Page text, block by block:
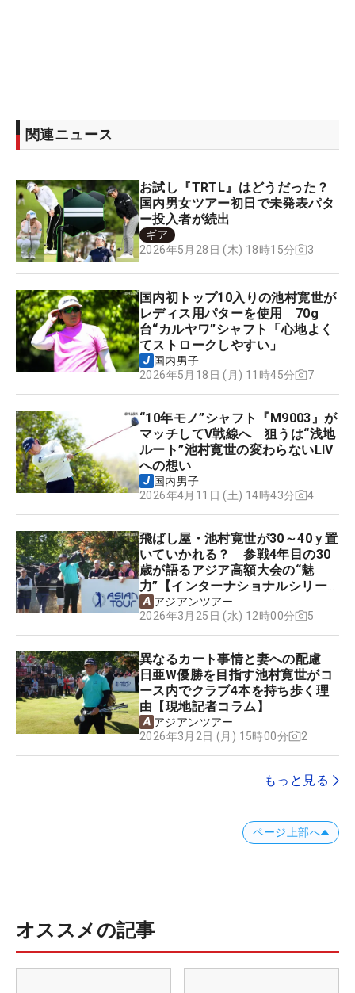
関連ニュース
お試し『TRTL』はどうだった？
国内男女ツアー初日で未発表パタ
ー投入者が続出
ギア
2026年5月28日 (木) 18時15分
3
国内初トップ10入りの池村寛世が
レディス用パターを使用 70g
台“カルヤワ”シャフト「心地よく
てストロークしやすい」
国内男子
2026年5月18日 (月) 11時45分
7
“10年モノ”シャフト『M9003』が
マッチしてV戦線へ 狙うは“浅地
ルート”池村寛世の変わらないLIV
への想い
国内男子
2026年4月11日 (土) 14時43分
4
飛ばし屋・池村寛世が30～40ｙ置
いていかれる？ 参戦4年目の30
歳が語るアジア高額大会の“魅
力”【インターナショナルシリー
ズ日本大会の見どころ】
アジアンツアー
2026年3月25日 (水) 12時00分
5
異なるカート事情と妻への配慮
日亜W優勝を目指す池村寛世がコ
ース内でクラブ4本を持ち歩く理
由【現地記者コラム】
アジアンツアー
2026年3月2日 (月) 15時00分
2
もっと見る
ページ上部へ
オススメの記事